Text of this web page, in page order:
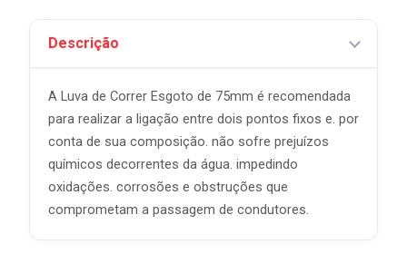
Descrição
A Luva de Correr Esgoto de 75mm é recomendada
para realizar a ligação entre dois pontos fixos e. por
conta de sua composição. não sofre prejuízos
químicos decorrentes da água. impedindo
oxidações. corrosões e obstruções que
comprometam a passagem de condutores.